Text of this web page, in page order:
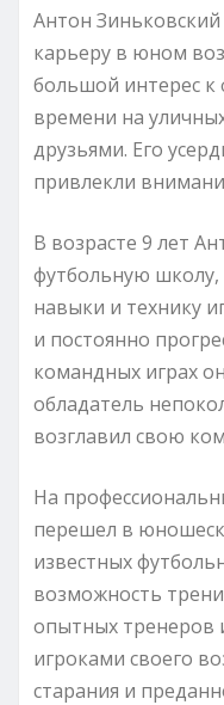
Антон
карьеру в юном
большой интерес к
времени на
друзьями. Его
привлекли
В возрасте 9 лет
футбольную школу,
навыки и технику
и постоянно
командных играх
обладатель
возглавил свою
На
перешел в
известных
возможность
опытных тренеров
игроками своего
старания и